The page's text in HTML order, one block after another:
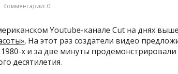
Комментарии: 0
Youtube-канале Cut на днях
. На этот раз создатели видео
1980-х и за две минуты
десятилетия.